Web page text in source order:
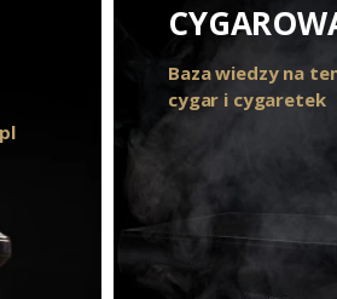
Baza wiedzy na
cygar i cygaretek